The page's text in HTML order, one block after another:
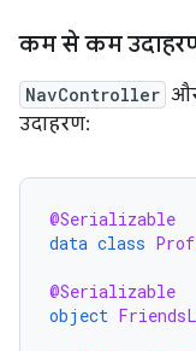
कम से कम
NavController
उदाहरण:
@Serializable
data class
@Serializable
object